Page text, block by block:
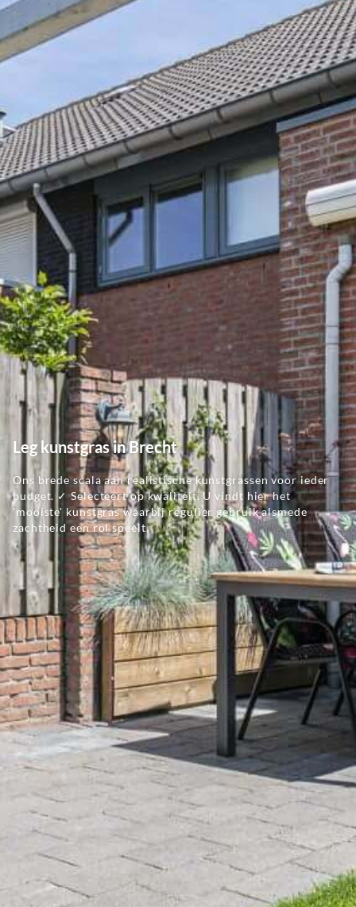
Leg kunstgras in Brecht
Ons brede scala aan realistische kunstgrassen voor ieder
budget. ✓ Selecteert op kwaliteit. U vindt hier het
'mooiste' kunstgras waarbij regulier gebruik alsmede
zachtheid een rol speelt.